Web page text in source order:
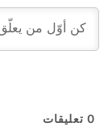
0 تعليقات